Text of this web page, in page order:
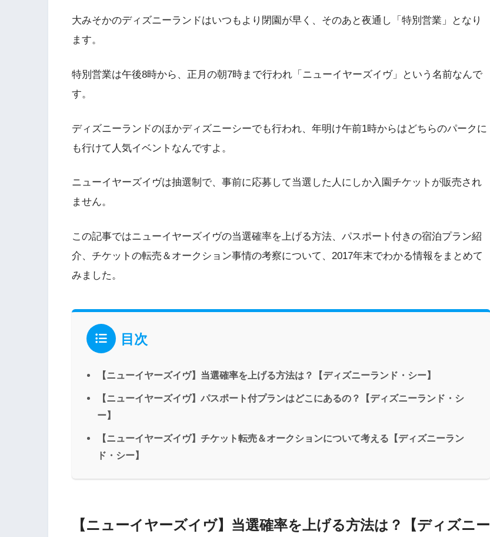
大みそかのディズニーランドはいつもより閉園が早く、そのあと夜通し「特別営業」となり
ます。
特別営業は午後8時から、正月の朝7時まで行われ「ニューイヤーズイヴ」という名前なんで
す。
ディズニーランドのほかディズニーシーでも行われ、年明け午前1時からはどちらのパークに
も行けて人気イベントなんですよ。
ニューイヤーズイヴは抽選制で、事前に応募して当選した人にしか入園チケットが販売され
ません。
この記事ではニューイヤーズイヴの当選確率を上げる方法、パスポート付きの宿泊プラン紹
介、チケットの転売＆オークション事情の考察について、2017年末でわかる情報をまとめて
みました。
目次
【ニューイヤーズイヴ】当選確率を上げる方法は？【ディズニーランド・シー】
【ニューイヤーズイヴ】パスポート付プランはどこにあるの？【ディズニーランド・シ
ー】
【ニューイヤーズイヴ】チケット転売＆オークションについて考える【ディズニーラン
ド・シー】
【ニューイヤーズイヴ】当選確率を上げる方法は？【ディズニー